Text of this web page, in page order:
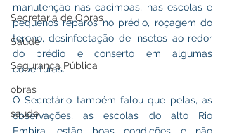
Secretaria de Obras
Saúde
Segurança Pública
obras
saude
manutenção nas cacimbas, nas escolas e
pequenos reparos no prédio, roçagem do
tereno, desinfectação de insetos ao redor
do prédio e conserto em algumas
coberturas.
O Secretário também falou que pelas, as
observações, as escolas do alto Rio